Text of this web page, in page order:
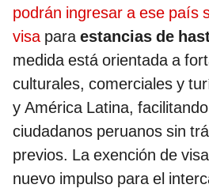
podrán ingresar a ese país
visaparaestancias de
medida está orientada a
culturales, comerciales y
y América Latina,
ciudadanos peruanos sin
previos. La exención de
nuevo impulso para el